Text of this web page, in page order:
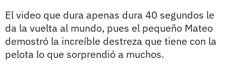
El video que dura apenas dura 40 segundos le
da la vuelta al mundo, pues el pequeño Mateo
demostró la increíble destreza que tiene con la
pelota lo que sorprendió a muchos.